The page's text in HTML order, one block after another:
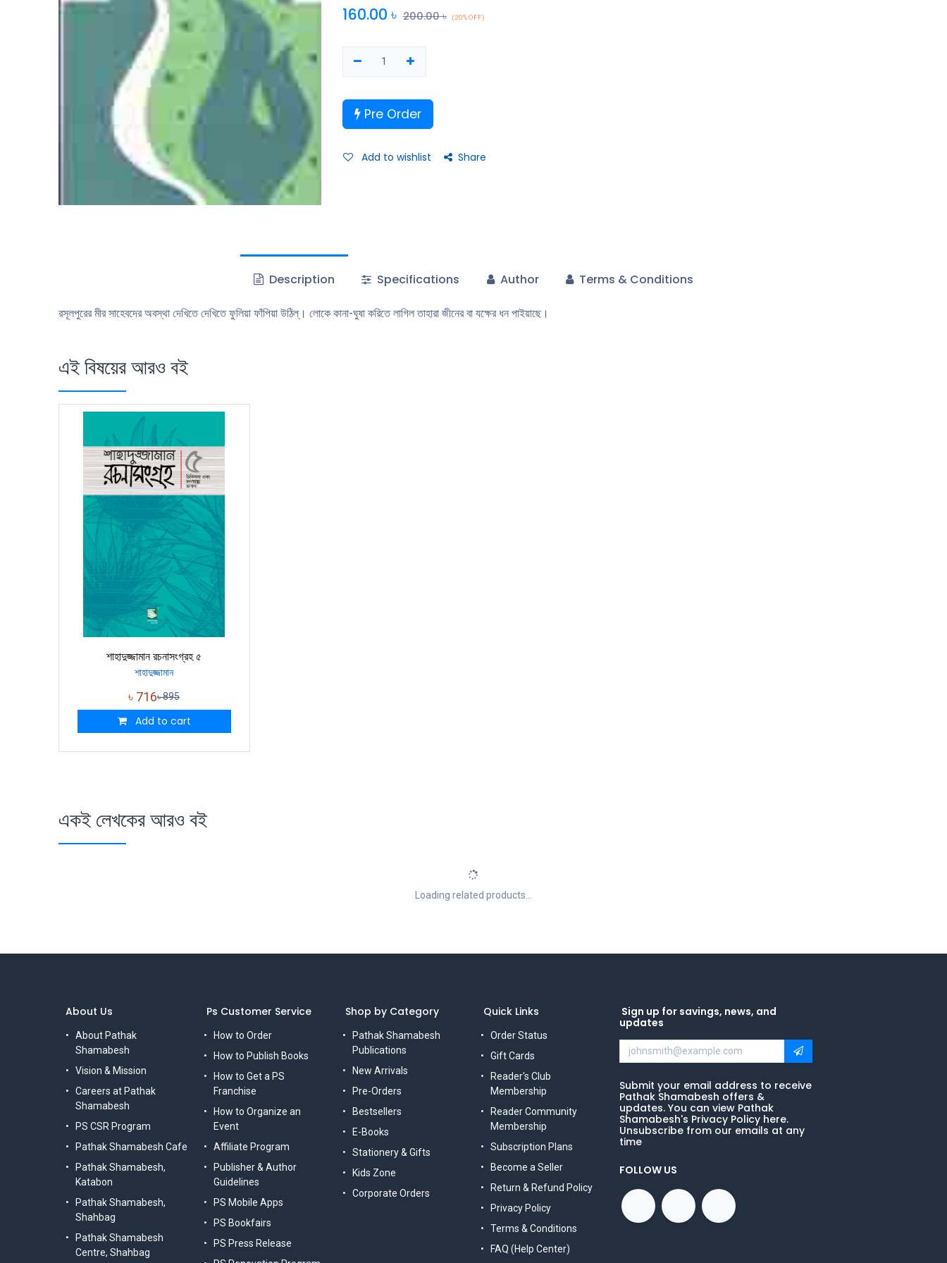
160.00 ৳ 200.00৳ (20% OFF)
Pre Order
Add to wishlist Share
Description Specifications Author Terms & Conditions
রসূলপুরের মীর সাহেবদের অবস্থা দেখিতে দেখিতে ফুলিয়া ফাঁপিয়া উঠিল্। লোকে কানা-ঘুষা করিতে লাগিল তাহারা জীনের বা যক্ষের ধন পাইয়াছে।
এই বিষয়ের আরও বই
শাহাদুজ্জামান রচনাসংগ্রহ ৫
শাহাদুজ্জামান
৳ 716৳895
Add to cart
একই লেখকের আরও বই
Loading related products...
Ps Customer Service
How to Order
How to Publish Books
How to Get a PS
Franchise
How to Organize an
Event
Affiliate Program
Publisher & Author
Guidelines
PS Mobile Apps
PS Bookfairs
PS Press Release
Shop by Category
Pathak Shamabesh
Publications
New Arrivals
Pre-Orders
Bestsellers
E-Books
Stationery & Gifts
Kids Zone
Corporate Orders
Quick Links
Order Status
Gift Cards
Reader's Club
Membership
Reader Community
Membership
Subscription Plans
Become a Seller
Return & Refund Policy
Privacy Policy
Terms & Conditions
FAQ (Help Center)
Sign up for savings, news, and
updates
Submit your email address to receive
Pathak Shamabesh offers &
updates. You can view Pathak
Shamabesh's Privacy Policy here.
Unsubscribe from our emails at any
time
FOLLOW US
About Us
About Pathak
Shamabesh
Vision & Mission
Careers at Pathak
Shamabesh
PS CSR Program
Pathak Shamabesh Cafe
Pathak Shamabesh,
Katabon
Pathak Shamabesh,
Shahbag
Pathak Shamabesh
Centre, Shahbag